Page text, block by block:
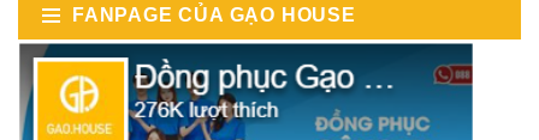
FANPAGE CỦA GẠO HOUSE